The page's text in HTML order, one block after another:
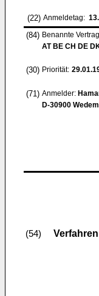
(22) Anmeldetag:
(84) Benannte
AT BE CH DE
(30) Priorität:
(71) Anmelder:
D-30900
(54)